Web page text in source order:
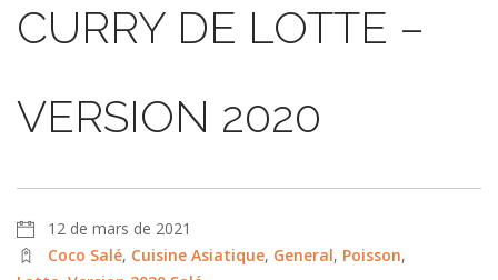
SEARCH SITE
CURRY DE LOTTE –
VERSION 2020
12 de mars de 2021
Coco Salé, Cuisine Asiatique, General, Poisson,